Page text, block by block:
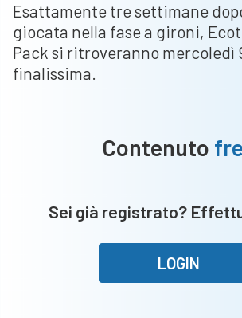
Esattamente tre settimane
giocata nella fase a gironi,
Pack si ritroveranno mercoledì
finalissima.
Contenuto
Sei già registrato?
LOGIN